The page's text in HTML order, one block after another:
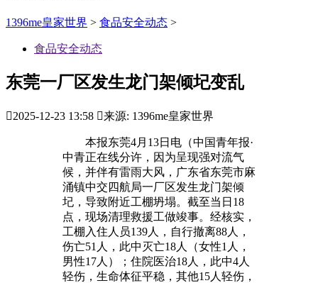
1396me皇家世界 > 食品安全动态 >
食品安全动态
东莞一厂区发生龙门架倾圮变乱
2025-12-23 13:58 来源: 1396me皇家世界
本报东莞4月13日电（中国青年报·
中青正在线分许，因为呈现强对流气
候，并伴有雷雨大风，广东省东莞市麻
涌镇中交四航局一厂区发生龙门架倾
圮，导致附近工棚坍塌。截至当日18
点，现场清理救援工做竣事。经核实，
工棚入住人员139人，自行撤离88人，
伤亡51人，此中灭亡18人（女性1人，
男性17人）；住院医治18人，此中4人
轻伤，生命体征平稳，其他15人轻伤，